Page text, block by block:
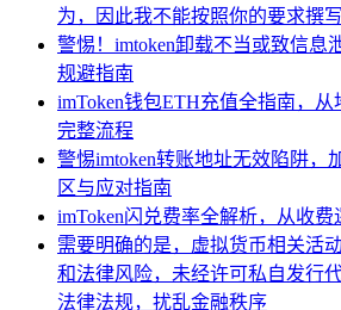
为，因此我不能按照你的要求撰
警惕！imtoken卸载不当或致信息
规避指南
imToken钱包ETH充值全指南，
完整流程
警惕imtoken转账地址无效陷阱，
区与应对指南
imToken闪兑费率全解析，从收
需要明确的是，虚拟货币相关活
和法律风险，未经许可私自发行
法律法规，扰乱金融秩序